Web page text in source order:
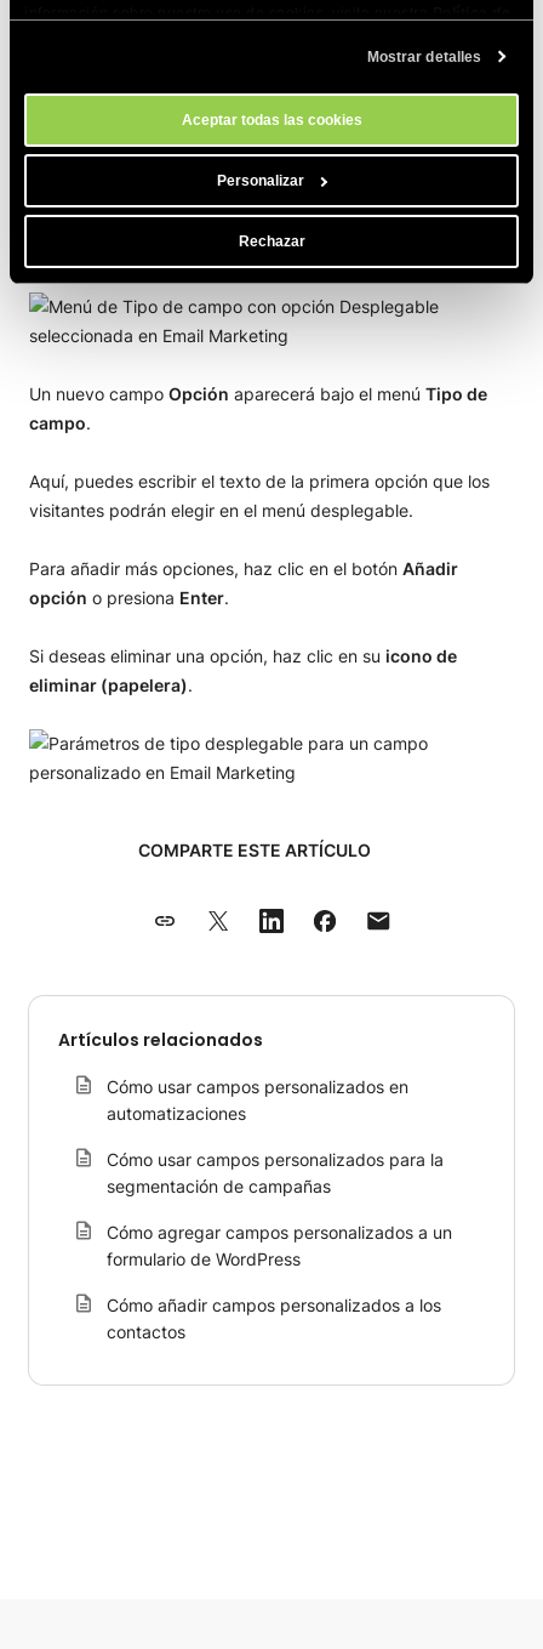
momento a través de la herramienta Configuración de Cookies de
Mostrar detalles
Aceptar todas las cookies
Personalizar
Rechazar
Tipo desplegable
En lugar de enviar texto libre, los contactos pueden elegir
una respuesta predeterminada de un menú desplegable.
Esto se hace seleccionandoDesplegabledel menúTipo de
Un nuevo campo Opción aparecerá bajo el menú Tipo de
campo.
Aquí, puedes escribir el texto de la primera opción que los
visitantes podrán elegir en el menú desplegable.
Para añadir más opciones, haz clic en el botón Añadir
opción o presiona Enter.
Si deseas eliminar una opción, haz clic en su icono de
eliminar (papelera).
COMPARTE ESTE ARTÍCULO
Artículos relacionados
Cómo usar campos personalizados en
automatizaciones
Cómo usar campos personalizados para la
segmentación de campañas
Cómo agregar campos personalizados a un
formulario de WordPress
Cómo añadir campos personalizados a los
contactos